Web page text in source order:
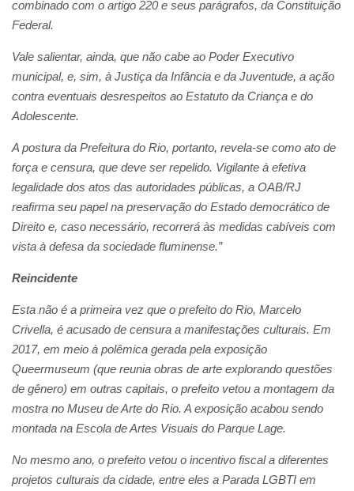
combinado com o artigo 220 e seus parágrafos, da Constituição
Federal.
Vale salientar, ainda, que não cabe ao Poder Executivo
municipal, e, sim, à Justiça da Infância e da Juventude, a ação
contra eventuais desrespeitos ao Estatuto da Criança e do
Adolescente.
A postura da Prefeitura do Rio, portanto, revela-se como ato de
força e censura, que deve ser repelido. Vigilante à efetiva
legalidade dos atos das autoridades públicas, a OAB/RJ
reafirma seu papel na preservação do Estado democrático de
Direito e, caso necessário, recorrerá às medidas cabíveis com
vista à defesa da sociedade fluminense.”
Reincidente
Esta não é a primeira vez que o prefeito do Rio, Marcelo
Crivella, é acusado de censura a manifestações culturais. Em
2017, em meio à polêmica gerada pela exposição
Queermuseum (que reunia obras de arte explorando questões
de gênero) em outras capitais, o prefeito vetou a montagem da
mostra no Museu de Arte do Rio. A exposição acabou sendo
montada na Escola de Artes Visuais do Parque Lage.
No mesmo ano, o prefeito vetou o incentivo fiscal a diferentes
projetos culturais da cidade, entre eles a Parada LGBTI em